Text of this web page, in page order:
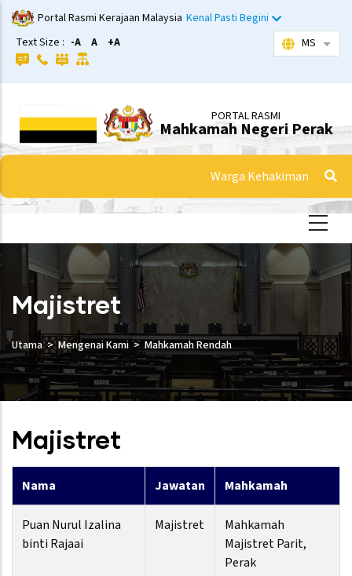
Langkau
ke
kandungan
utama
Portal Rasmi Kerajaan Malaysia Kenal Pasti Begini
Text Size : -A A +A MS
PORTAL RASMI
Mahkamah Negeri Perak
Warga Kehakiman
Majistret
Utama Mengenai Kami Mahkamah Rendah
Majistret
Nama Jawatan Mahkamah
Puan Nurul Izalina
binti Rajaai
Majistret
Mahkamah
Majistret Parit,
Perak